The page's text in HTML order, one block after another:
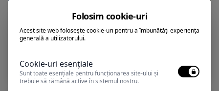
Saturn, Romania
Folosim cookie-uri
Acest site web folosește cookie-uri pentru a îmbunătăți experiența
generală a utilizatorului.
Cookie-uri esențiale
Sunt toate esențiale pentru funcționarea site-ului și
trebuie să rămână active în sistemul nostru.